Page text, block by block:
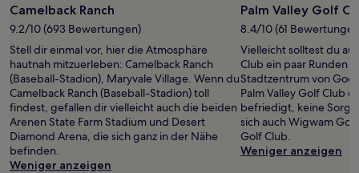
Foto
von
Dan
Rose
Camelback Ranch
9.2/10 (693 Bewertungen)
Stell dir einmal vor, hier die Atmosphäre
hautnah mitzuerleben: Camelback Ranch
(Baseball-Stadion), Maryvale Village. Wenn du
Camelback Ranch (Baseball-Stadion) toll
findest, gefallen dir vielleicht auch die beiden
Arenen State Farm Stadium und Desert
Diamond Arena, die sich ganz in der Nähe
befinden.
Weniger anzeigen
Palm Valley Golf
8.4/10 (61
Vielleicht solltest du
Club ein paar Runden
Stadtzentrum von
Palm Valley Golf Club
befriedigt, keine
sich auch Wigwam
Golf Club.
Weniger anzeigen